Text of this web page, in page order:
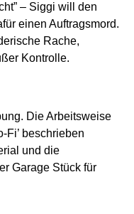
– Siggi will den
einen Auftragsmord.
Rache,
Kontrolle.
Die Arbeitsweise
Fi’ beschrieben
und die
Garage Stück für